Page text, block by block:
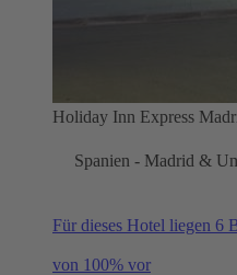
Holiday Inn Express
Spanien - Madrid &
Für dieses Hotel liegen 6
von 100% vor